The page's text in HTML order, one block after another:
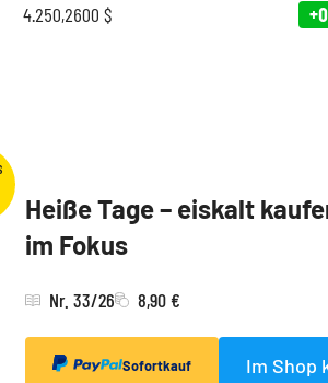
4.250,2600 $
Heiße Tage – eiskalt
im Fokus
Nr. 33/26 8,90 €
Sofortkauf Im Shop